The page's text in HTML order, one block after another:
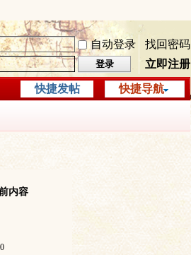
自动登录
找回密码
登录 立即注册
快捷导航
快捷发帖
内容